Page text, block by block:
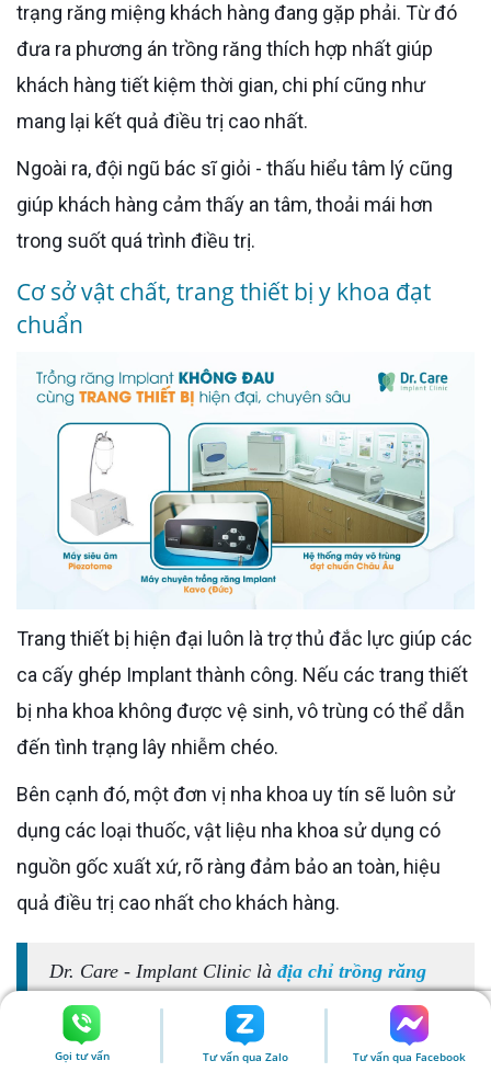
trạng răng miệng khách hàng đang gặp phải. Từ đó
đưa ra phương án trồng răng thích hợp nhất giúp
khách hàng tiết kiệm thời gian, chi phí cũng như
mang lại kết quả điều trị cao nhất.
Ngoài ra, đội ngũ bác sĩ giỏi - thấu hiểu tâm lý cũng
giúp khách hàng cảm thấy an tâm, thoải mái hơn
trong suốt quá trình điều trị.
Cơ sở vật chất, trang thiết bị y khoa đạt
chuẩn
Trang thiết bị hiện đại luôn là trợ thủ đắc lực giúp các
ca cấy ghép Implant thành công. Nếu các trang thiết
bị nha khoa không được vệ sinh, vô trùng có thể dẫn
đến tình trạng lây nhiễm chéo.
Bên cạnh đó, một đơn vị nha khoa uy tín sẽ luôn sử
dụng các loại thuốc, vật liệu nha khoa sử dụng có
nguồn gốc xuất xứ, rõ ràng đảm bảo an toàn, hiệu
quả điều trị cao nhất cho khách hàng.
Dr. Care - Implant Clinic là địa chỉ trồng răng
Implant chuyên sâu tại TP. HCM . Nha khoa ra
đời với Sứ mệnh giúp người trung niên tiếp tục
Gọi tư vấn Tư vấn qua Zalo Tư vấn qua Facebook